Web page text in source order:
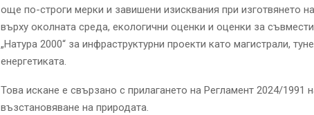
още по-строги мерки и завишени изисквания при изготвянето
върху околната среда, екологични оценки и оценки за
„Натура 2000“ за инфраструктурни проекти като магистрали,
енергетиката.
Това искане е свързано с прилагането на Регламент 2024/1991
възстановяване на природата.